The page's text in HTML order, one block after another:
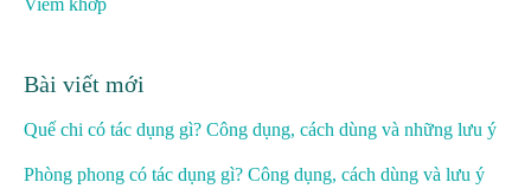
Viêm khớp
Bài viết mới
Quế chi có tác dụng gì? Công dụng, cách dùng và những lưu ý
Phòng phong có tác dụng gì? Công dụng, cách dùng và lưu ý